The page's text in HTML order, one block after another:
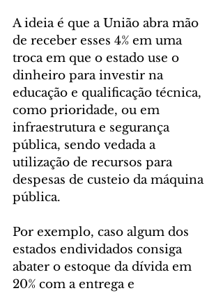
A ideia é que a União abra mão
de receber esses 4% em uma
troca em que o estado use o
dinheiro para investir na
educação e qualificação técnica,
como prioridade, ou em
infraestrutura e segurança
pública, sendo vedada a
utilização de recursos para
despesas de custeio da máquina
pública.
Por exemplo, caso algum dos
estados endividados consiga
abater o estoque da dívida em
20% com a entrega e